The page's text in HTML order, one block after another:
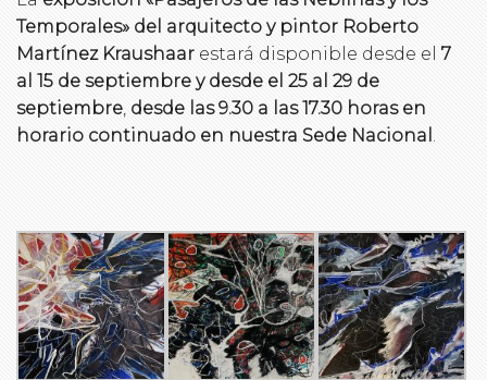
Temporales» del arquitecto y pintor Roberto
Martínez Kraushaar estará disponible desde el 7
al 15 de septiembre y desde el 25 al 29 de
septiembre, desde las 9.30 a las 17.30 horas en
horario continuado en nuestra Sede Nacional .